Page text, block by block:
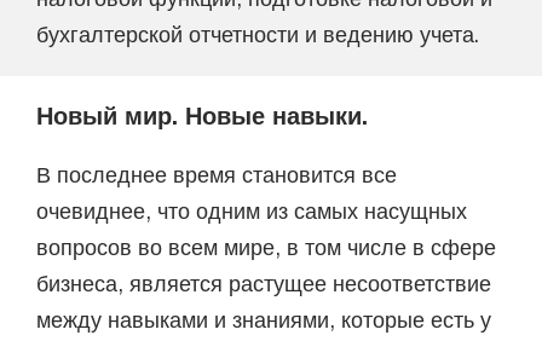
бухгалтерской отчетности и ведению учета.
Новый мир. Новые навыки.
В последнее время становится все
очевиднее, что одним из самых насущных
вопросов во всем мире, в том числе в сфере
бизнеса, является растущее несоответствие
между навыками и знаниями, которые есть у